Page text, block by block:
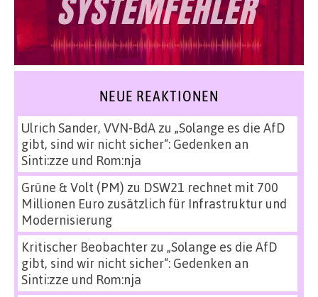
NEUE REAKTIONEN
Ulrich Sander, VVN-BdAzu „Solange es die AfD
gibt, sind wir nicht sicher“: Gedenken an
Sinti:zze und Rom:nja
Grüne & Volt (PM) zu DSW21 rechnet mit 700
Millionen Euro zusätzlich für Infrastruktur und
Modernisierung
Kritischer Beobachterzu „Solange es die AfD
gibt, sind wir nicht sicher“: Gedenken an
Sinti:zze und Rom:nja